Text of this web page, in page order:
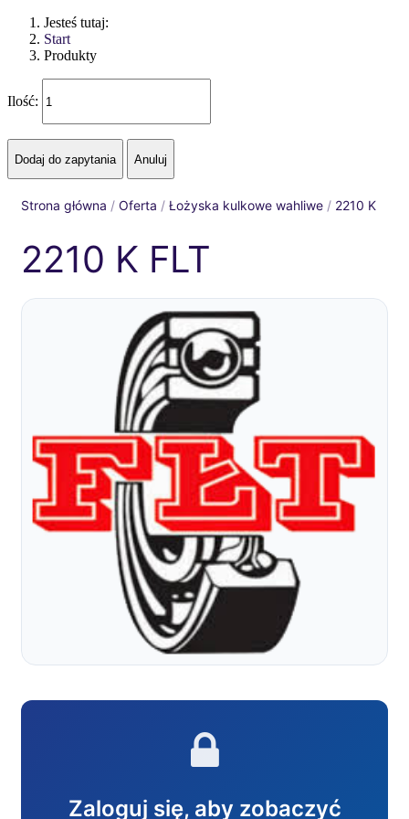
Jesteś tutaj:
Start
Produkty
Ilość:
Strona główna / Oferta / Łożyska kulkowe wahliwe / 2210 K
2210 K FLT
Zaloguj się, aby zobaczyć